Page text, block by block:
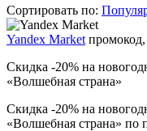
Сортировать по:
Yandex Market
Скидка -20% на
«Волшебная страна»
Скидка -20% на
«Волшебная страна» по